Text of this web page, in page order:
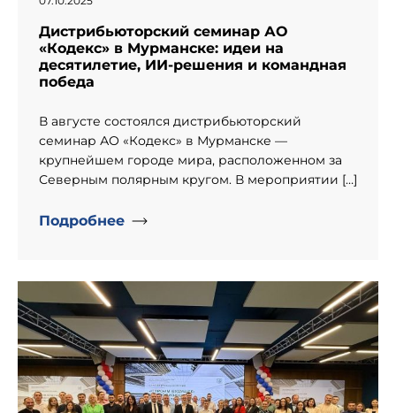
Дистрибьюторский семинар АО
«Кодекс» в Мурманске: идеи на
десятилетие, ИИ-решения и командная
победа
В августе состоялся дистрибьюторский
семинар АО «Кодекс» в Мурманске —
крупнейшем городе мира, расположенном за
Северным полярным кругом. В мероприятии […]
Подробнее
" alt="День рождение компании «Информпроект».">